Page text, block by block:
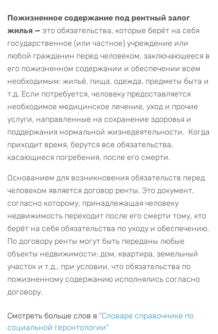
Пожизненное содержание под рентный залог
жилья — это обязательства, которые берёт на себя
государственное (или частное) учреждение или
любой гражданин перед человеком, заключающееся в
его пожизненном содержании и обеспечении всем
необходимым: жильё, пища, одежда, предметы быта и
т.д. Если потребуется, человеку предоставляется
необходимое медицинское лечение, уход и прочие
услуги, направленные на сохранение здоровья и
поддержания нормальной жизнедеятельности. Когда
приходит время, берутся все обязательства,
касающиеся погребения, после его смерти.
Основанием для возникновения обязательств перед
человеком является договор ренты. Это документ,
согласно которому, принадлежащая человеку
недвижимость переходит после его смерти тому, кто
берёт на себя обязательства по уходу и обеспечению.
По договору ренты могут быть переданы любые
объекты недвижимости: дом, квартира, земельный
участок и т.д., при условии, что обязательства по
пожизненному содержанию исполнялись согласно
договору.
Смотреть больше слов в "Словаре справочнике по
социальной геронтологии"